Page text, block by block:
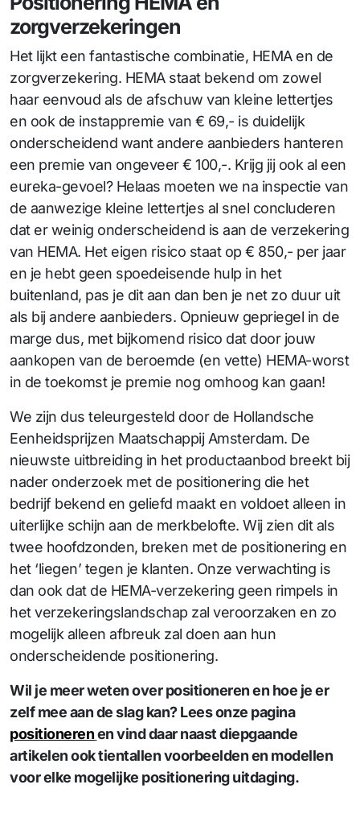
zorgverzekeringen
Het lijkt een fantastische combinatie, HEMA en de
zorgverzekering. HEMA staat bekend om zowel
haar eenvoud als de afschuw van kleine lettertjes
en ook de instappremie van € 69,- is duidelijk
onderscheidend want andere aanbieders hanteren
een premie van ongeveer € 100,-. Krijg jij ook al een
eureka-gevoel? Helaas moeten we na inspectie van
de aanwezige kleine lettertjes al snel concluderen
dat er weinig onderscheidend is aan de verzekering
van HEMA. Het eigen risico staat op € 850,- per jaar
en je hebt geen spoedeisende hulp in het
buitenland, pas je dit aan dan ben je net zo duur uit
als bij andere aanbieders. Opnieuw gepriegel in de
marge dus, met bijkomend risico dat door jouw
aankopen van de beroemde (en vette) HEMA-worst
in de toekomst je premie nog omhoog kan gaan!
We zijn dus teleurgesteld door de Hollandsche
Eenheidsprijzen Maatschappij Amsterdam. De
nieuwste uitbreiding in het productaanbod breekt bij
nader onderzoek met de positionering die het
bedrijf bekend en geliefd maakt en voldoet alleen in
uiterlijke schijn aan de merkbelofte. Wij zien dit als
twee hoofdzonden, breken met de positionering en
het ‘liegen’ tegen je klanten. Onze verwachting is
dan ook dat de HEMA-verzekering geen rimpels in
het verzekeringslandschap zal veroorzaken en zo
mogelijk alleen afbreuk zal doen aan hun
onderscheidende positionering.
Wil je meer weten over positioneren en hoe je er
zelf mee aan de slag kan? Lees onze pagina
positionerenen vind daar naast diepgaande
artikelen ook tientallen voorbeelden en modellen
voor elke mogelijke positionering uitdaging.